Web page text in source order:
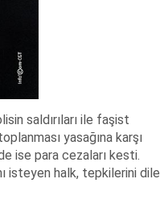
saldırıları ile faşist
yasağına karşı
ise para cezaları kesti.
isteyen halk, tepkilerini dile